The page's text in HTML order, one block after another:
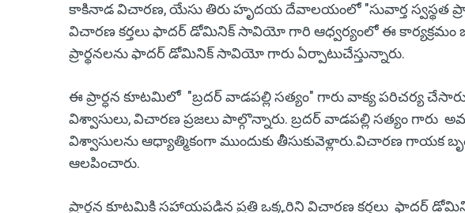
కాకినాడ విచారణ, యేసు తిరు హృదయ దేవాలయంలో "సువార్త స్వస్థత
విచారణ కర్తలు ఫాదర్ డోమినిక్ సావియో గారి ఆధ్వర్యంలో ఈ కార్యక్రమం
ప్రార్థనలను ఫాదర్ డోమినిక్ సావియో గారు ఏర్పాటుచేస్తున్నారు.
ఈ ప్రార్ధన కూటమిలో "బ్రదర్ వాడపల్లి సత్యం" గారు వాక్య పరిచర్య
విశ్వాసులు, విచారణ ప్రజలు పాల్గొన్నారు. బ్రదర్ వాడపల్లి సత్యం గారు
విశ్వాసులను ఆధ్యాత్మికంగా ముందుకు తీసుకువెళ్లారు.విచారణ గాయక
ఆలపించారు.
ప్రార్థన కూటమికి సహాయపడిన ప్రతి ఒక్కరిని విచారణ కర్తలు ఫాదర్